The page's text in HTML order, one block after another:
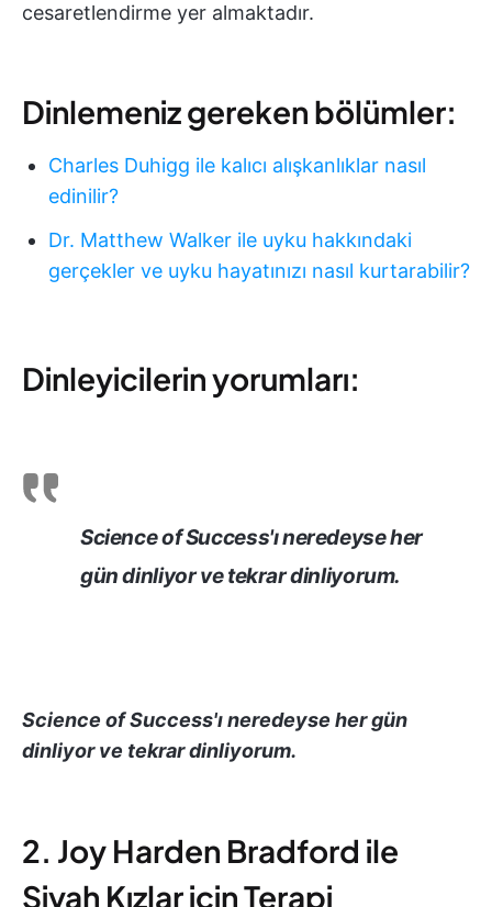
cesaretlendirme yer almaktadır.
Dinlemeniz gereken bölümler:
Charles Duhigg ile kalıcı alışkanlıklar nasıl
edinilir?
Dr. Matthew Walker ile uyku hakkındaki
gerçekler ve uyku hayatınızı nasıl kurtarabilir?
Dinleyicilerin yorumları:
Science of Success'ı neredeyse her
gün dinliyor ve tekrar dinliyorum.
Science of Success'ı neredeyse her gün
dinliyor ve tekrar dinliyorum.
2. Joy Harden Bradford ile
Siyah Kızlar için Terapi